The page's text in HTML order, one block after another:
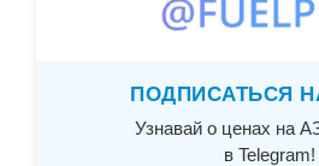
ПОДПИСАТЬСЯ
Узнавай о ценах на
в Telegram!